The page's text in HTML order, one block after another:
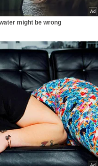
might be wrong